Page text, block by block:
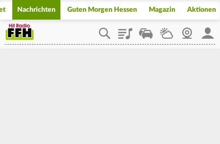
Nachrichten Guten Morgen Hessen Magazin Aktionen
PlaylistStaupilotWetterWebcam